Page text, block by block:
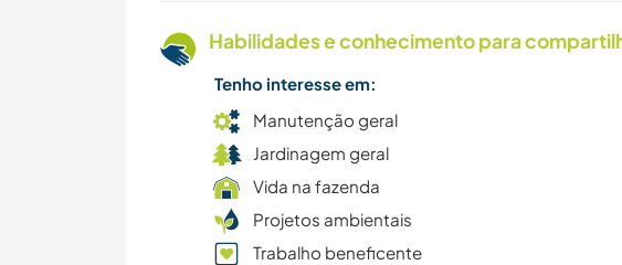
Habilidades e conhecimento para
Tenho interesse em:
Manutenção geral
Jardinagem geral
Vida na fazenda
Projetos ambientais
Trabalho beneficente